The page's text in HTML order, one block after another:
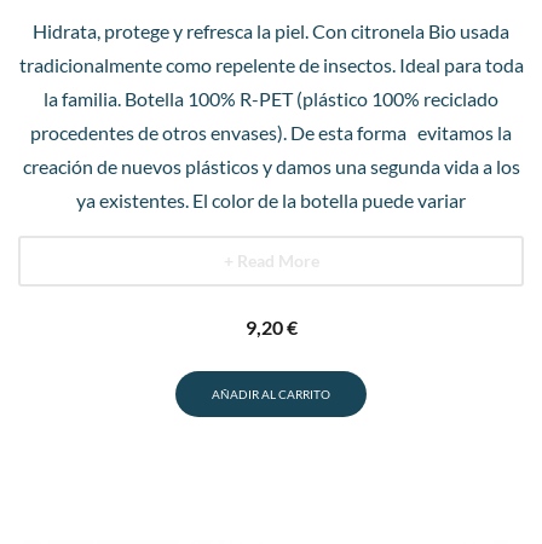
Hidrata, protege y refresca la piel. Con citronela Bio usada
tradicionalmente como repelente de insectos. Ideal para toda
la familia. Botella 100% R-PET (plástico 100% reciclado
procedentes de otros envases). De esta forma evitamos la
creación de nuevos plásticos y damos una segunda vida a los
ya existentes. El color de la botella puede variar
+ Read More
9,20€
AÑADIR AL CARRITO